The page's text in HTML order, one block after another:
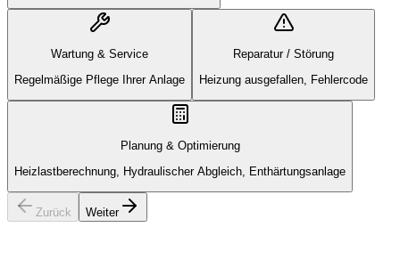
Wartung & Service
Regelmäßige Pflege Ihrer Anlage
Reparatur / Störung
Heizung ausgefallen, Fehlercode
Planung & Optimierung
Heizlastberechnung, Hydraulischer Abgleich, Enthärtungsanlage
Zurück Weiter